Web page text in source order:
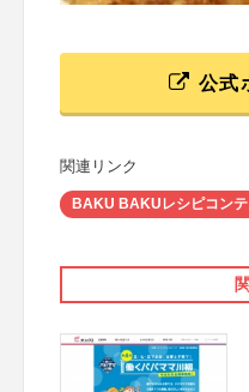
公式
関連リンク
BAKU BAKUレシピコンテ